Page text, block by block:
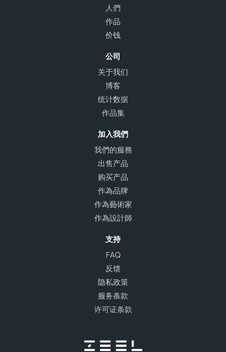
人們
作品
价钱
公司
关于我们
博客
统计数据
作品集
加入我們
我們的服務
出售产品
购买产品
作為品牌
作為藝術家
作為設計師
支持
FAQ
反馈
隐私政策
服务条款
许可证条款